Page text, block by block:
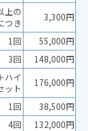
上の
つき
3,300円
1回
55,000円
3回
148,000円
ハイ
ット
176,000円
1回
38,500円
4回
132,000円